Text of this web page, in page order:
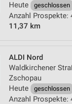
Heute
geschlossen
Anzahl Prospekte:
11,37 km
ALDI Nord
Waldkirchener
Zschopau
Heute
geschlossen
Anzahl Prospekte: